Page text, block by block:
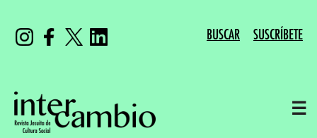
BUSCAR SUSCRÍBETE
☰